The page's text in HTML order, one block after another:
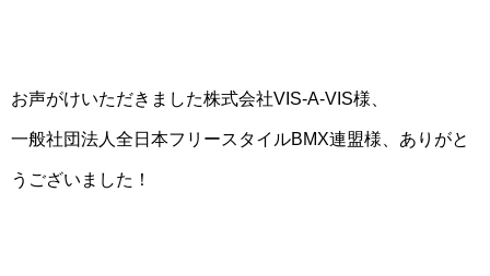
お声がけいただきました株式会社VIS-A-VIS様、
一般社団法人全日本フリースタイルBMX連盟様、ありがと
うございました！